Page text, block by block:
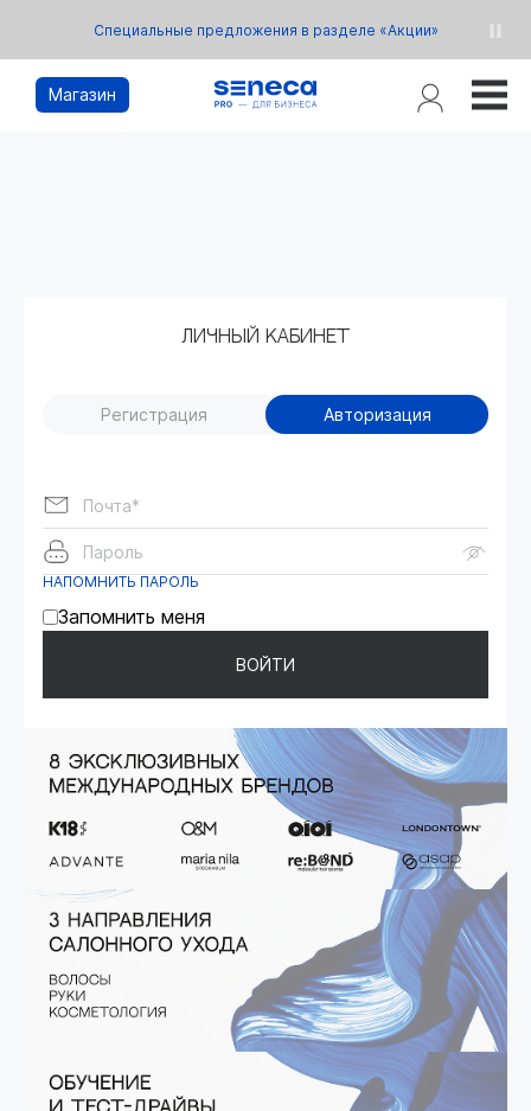
до 20% в разделе «Аутлет»
Магазин
ЛИЧНЫЙ КАБИНЕТ
Регистрация Авторизация
Почта*
Пароль
НАПОМНИТЬ ПАРОЛЬ
Запомнить меня
ВОЙТИ